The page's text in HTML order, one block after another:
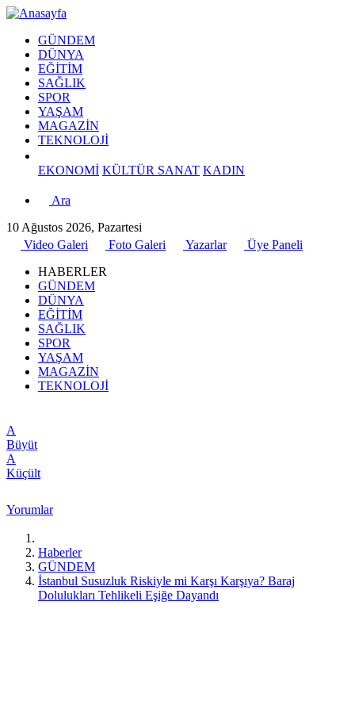
GÜNDEM
DÜNYA
EĞİTİM
SAĞLIK
SPOR
YAŞAM
MAGAZİN
TEKNOLOJİ
EKONOMİ KÜLTÜR SANAT KADIN
Ara
10 Ağustos 2026, Pazartesi
Video Galeri
Foto Galeri Yazarlar
Üye Paneli
HABERLER
GÜNDEM
DÜNYA
EĞİTİM
SAĞLIK
SPOR
YAŞAM
MAGAZİN
TEKNOLOJİ
A
Büyüt
A
Küçült
Yorumlar
Haberler
GÜNDEM
İstanbul Susuzluk Riskiyle mi Karşı Karşıya? Baraj
Dolulukları Tehlikeli Eşiğe Dayandı